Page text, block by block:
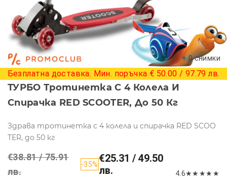
+ 0 снимки
Безплатна доставка. Мин. поръчка € 50.00 / 97.79 лв.
ТУРБО Тротинетка С 4 Колела И
Спирачка RED SCOOTER, До 50 Кг
Здрава тротинетка с 4 колела и спирачка RED SCOO
TER, до 50 кг
€38.81 / 75.91
лв.
-35%€25.31 / 49.50
лв.
4.6★★ ★★ ★